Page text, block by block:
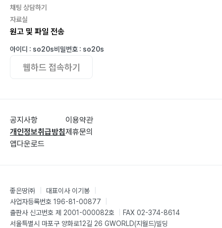
채팅 상담하기
자료실
원고 및 파일 전송
아이디 : so20s비밀번호 : so20s
웹하드 접속하기
공지사항
개인정보취급방침
앱다운로드
이용약관
제휴문의
좋은땅㈜ 대표이사 이기봉
사업자등록번호 196-81-00877
출판사 신고번호 제 2001-000082호
FAX 02-374-8614
서울특별시 마포구 양화로12길 26 GWORLD(지월드)빌딩